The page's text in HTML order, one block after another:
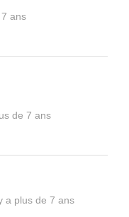
ans
de 7 ans
a plus de 7 ans